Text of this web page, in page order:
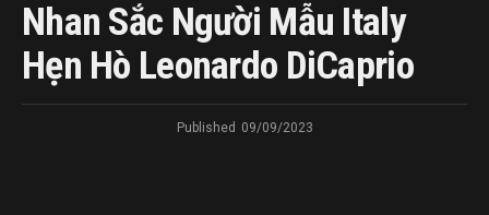
Nhan Sắc Người Mẫu Italy
Hẹn Hò Leonardo DiCaprio
Published 09/09/2023